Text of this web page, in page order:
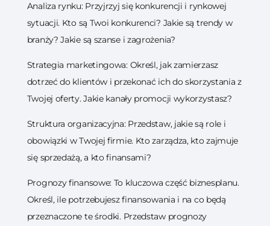
Analiza rynku: Przyjrzyj się konkurencji i rynkowej
sytuacji. Kto są Twoi konkurenci? Jakie są trendy w
branży? Jakie są szanse i zagrożenia?
Strategia marketingowa: Określ, jak zamierzasz
dotrzeć do klientów i przekonać ich do skorzystania z
Twojej oferty. Jakie kanały promocji wykorzystasz?
Struktura organizacyjna: Przedstaw, jakie są role i
obowiązki w Twojej firmie. Kto zarządza, kto zajmuje
się sprzedażą, a kto finansami?
Prognozy finansowe: To kluczowa część biznesplanu.
Określ, ile potrzebujesz finansowania i na co będą
przeznaczone te środki. Przedstaw prognozy